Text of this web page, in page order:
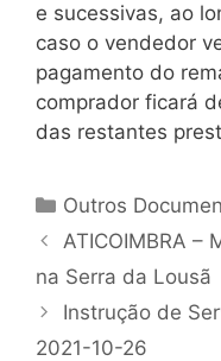
e sucessivas, ao
caso o vendedor
pagamento do
comprador ficará
das restantes
Categorias
Outros
Navegação
de
ATICOIMBRA –
na Serra da Lousã
Instrução de
2021-10-26